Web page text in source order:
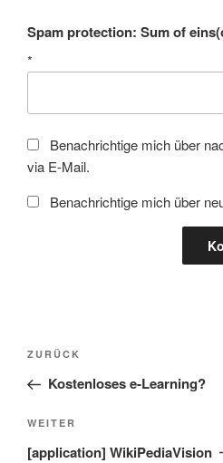
Spam protection: Sum of
*
Benachrichtige mich über
via E-Mail.
Benachrichtige mich über
Beitragsnavigation
Vorheriger
Beitrag
ZURÜCK
Kostenloses e-Learning?
Nächster
Beitrag
WEITER
[application] WikiPediaVision